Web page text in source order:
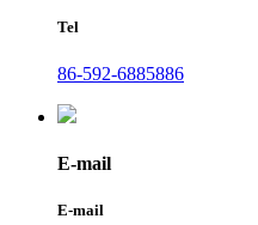
Tel
86-592-6885886
E-mail
E-mail